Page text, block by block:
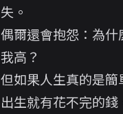
失。
偶爾還會抱怨：為
我高？
但如果人生真的是簡
出生就有花不完的